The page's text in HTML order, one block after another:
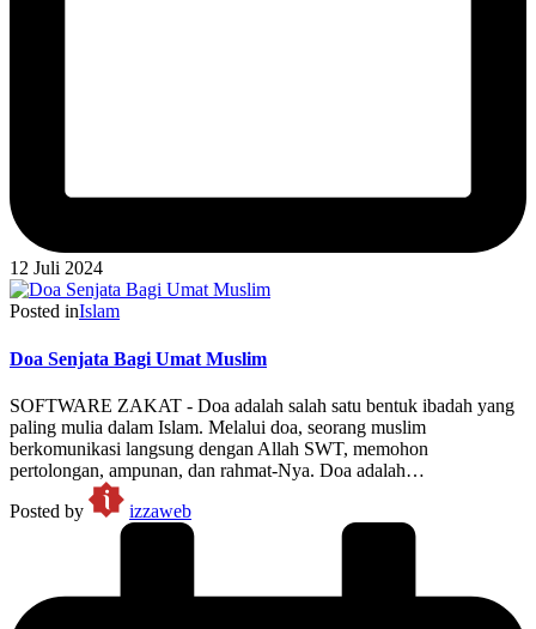
12 Juli 2024
Posted inIslam
Doa Senjata Bagi Umat Muslim
SOFTWARE ZAKAT - Doa adalah salah satu bentuk ibadah yang
paling mulia dalam Islam. Melalui doa, seorang muslim
berkomunikasi langsung dengan Allah SWT, memohon
pertolongan, ampunan, dan rahmat-Nya. Doa adalah…
Posted by
izzaweb